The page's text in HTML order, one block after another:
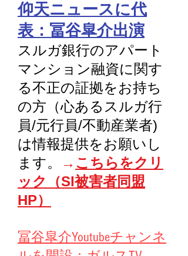
仰天ニュースに代
表：冨谷皐介出演
スルガ銀行のアパート
マンション融資に関す
る不正の証拠をお持ち
の方（心あるスルガ行
員/元行員/不動産業者)
は情報提供をお願いし
ます。
→ こちらをクリ
ック（SI被害者同盟
HP）
冨谷皐介Youtubeチャンネ